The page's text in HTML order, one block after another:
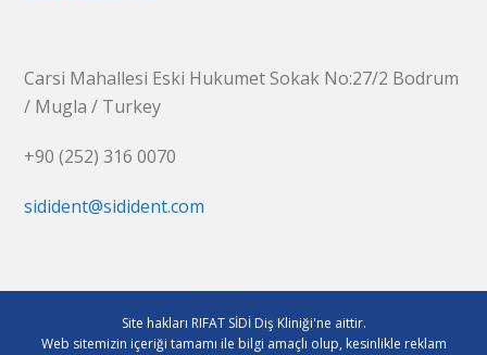
Carsi Mahallesi Eski Hukumet Sokak No:27/2 Bodrum
/ Mugla / Turkey
+90 (252) 316 0070
sidident@sidident.com
Site hakları RIFAT SİDİ Diş Kliniği'ne aittir.
Web sitemizin içeriği tamamı ile bilgi amaçlı olup, kesinlikle reklam